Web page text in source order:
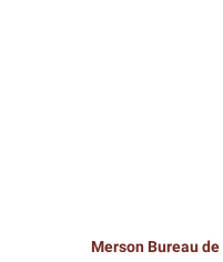
Merson Bureau de